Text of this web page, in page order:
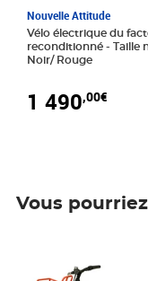
Nouvelle Attitude
Vélo électrique du
reconditionné - Taille normale -
Noir/ Rouge
1 490,00€
Vous